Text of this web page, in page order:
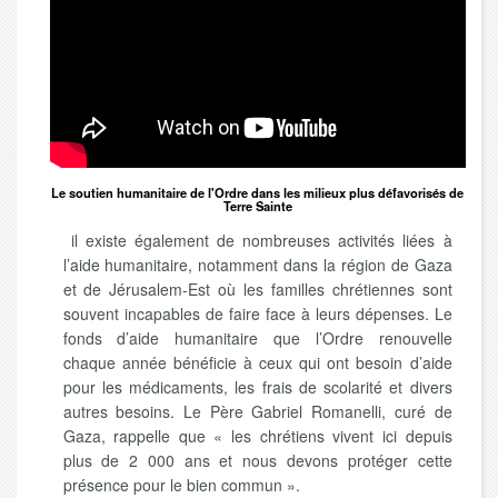
Le soutien humanitaire de l'Ordre dans les milieux plus défavorisés de
Terre Sainte
il existe également de nombreuses activités liées à
l’aide humanitaire, notamment dans la région de Gaza
et de Jérusalem-Est où les familles chrétiennes sont
souvent incapables de faire face à leurs dépenses. Le
fonds d’aide humanitaire que l’Ordre renouvelle
chaque année bénéficie à ceux qui ont besoin d’aide
pour les médicaments, les frais de scolarité et divers
autres besoins. Le Père Gabriel Romanelli, curé de
Gaza, rappelle que « les chrétiens vivent ici depuis
plus de 2 000 ans et nous devons protéger cette
présence pour le bien commun ».